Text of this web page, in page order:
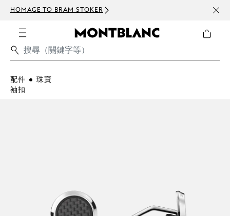
HOMAGE TO BRAM STOKER 訂閱
配件
珠寶
袖扣